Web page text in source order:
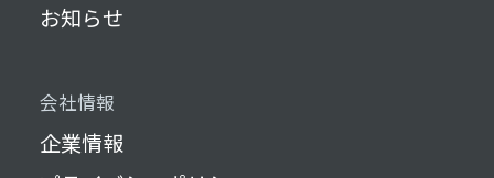
お知らせ
会社情報
企業情報